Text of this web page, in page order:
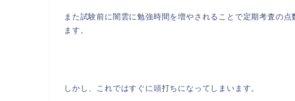
また試験前に闇雲に勉強時間を増やされることで定期考査の点
ます。
しかし、これではすぐに頭打ちになってしまいます。